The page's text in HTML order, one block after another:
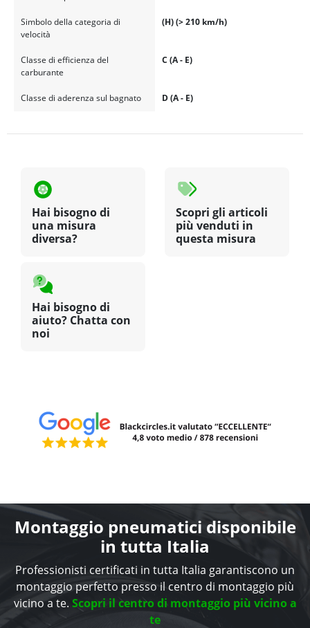
Simbolo della categoria di
velocità
(H) (> 210 km/h)
Classe di efficienza del
carburante
C (A - E)
Classe di aderenza sul bagnato D (A - E)
Hai bisogno di
una misura
diversa?
Scopri gli articoli
più venduti in
questa misura
Hai bisogno di
aiuto? Chatta con
noi
Montaggio pneumatici disponibile
in tutta Italia
Professionisti certificati in tutta Italia garantiscono un
montaggio perfetto presso il centro di montaggio più
vicino a te. Scopri il centro di montaggio più vicino a
te